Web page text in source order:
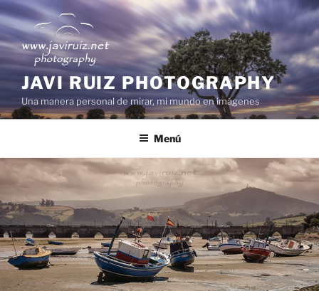
Saltar
al
contenido
JAVI RUIZ PHOTOGRAPHY
Una manera personal de mirar, mi mundo en imágenes
Menú